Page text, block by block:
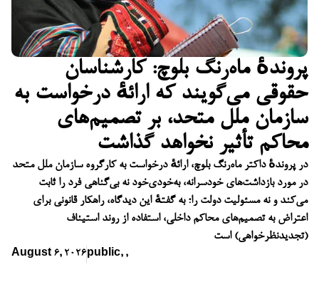
پروندهٔ ماه‌رنگ بلوچ: کارشناسان
حقوقی می‌گویند که ارائهٔ درخواست به
سازمان ملل متحد، بر تصمیم‌های
محاکم تأثیر نخواهد گذاشت
در پروندهٔ داکتر ماه‌رنگ بلوچ، ارائهٔ درخواست به کارگروه سازمان ملل متحد
در مورد بازداشت‌های خودسرانه، به‌خودی‌خود نه بی‌گناهی فرد را ثابت
می‌کند و نه مسئولیت دولت را؛ به گفتهٔ این دیدگاه، راهکار قانونی برای
اعتراض به تصمیم‌های محاکم داخلی، استفاده از روند استیناف
(تجدیدنظرخواهی) است
August 6, 2026 public, ,